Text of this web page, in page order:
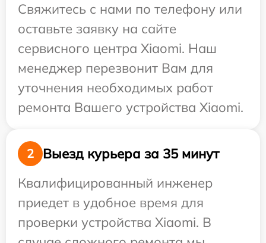
Свяжитесь с нами по телефону или
оставьте заявку на сайте
сервисного центра Xiaomi. Наш
менеджер перезвонит Вам для
уточнения необходимых работ
ремонта Вашего устройства Xiaomi.
2
Выезд курьера за 35 минут
Квалифицированный инженер
приедет в удобное время для
проверки устройства Xiaomi. В